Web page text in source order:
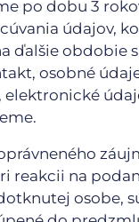
po dobu 3
údajov,
ďalšie obdobie
osobné
reakcii na
osobe,